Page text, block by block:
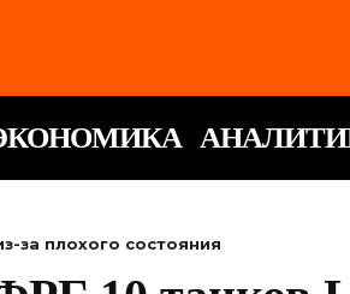
за плохого состояния